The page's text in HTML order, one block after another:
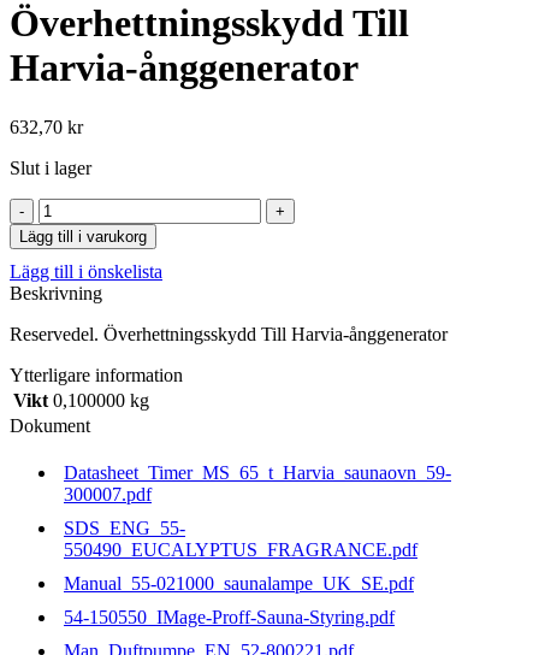
Överhettningsskydd Till
Harvia-ånggenerator
632,70 kr
Slut i lager
Överhettningsskydd
Till
Harvia-
ånggenerator
mängd
Lägg till i varukorg
Lägg till i önskelista
Beskrivning
Reservedel. Överhettningsskydd Till Harvia-ånggenerator
Ytterligare information
Vikt 0,100000 kg
Dokument
Datasheet_Timer_MS_65_t_Harvia_saunaovn_59-
300007.pdf
SDS_ENG_55-
550490_EUCALYPTUS_FRAGRANCE.pdf
Manual_55-021000_saunalampe_UK_SE.pdf
54-150550_IMage-Proff-Sauna-Styring.pdf
Man_Duftpumpe_EN_52-800221.pdf